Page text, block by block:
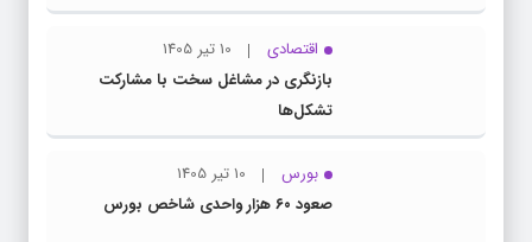
اقتصادی
10 تیر 1405
بازنگری در مشاغل سخت با مشارکت
تشکل‌ها
بورس
10 تیر 1405
صعود ۶۰ هزار واحدی شاخص بورس